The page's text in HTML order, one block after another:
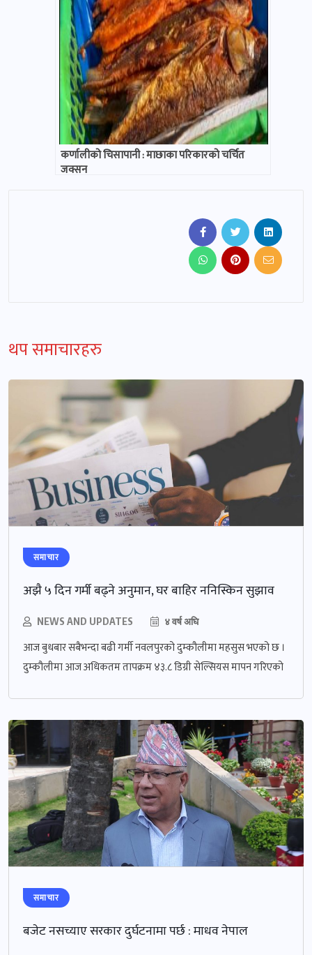
‎कर्णालीको चिसापानी : माछाका परिकारको चर्चित
जक्सन
थप समाचारहरु
समाचार
अझै ५ दिन गर्मी बढ्ने अनुमान, घर बाहिर ननिस्किन सुझाव
NEWS AND UPDATES ४ वर्ष अघि
आज बुधबार सबैभन्दा बढी गर्मी नवलपुरको दुम्कौलीमा महसुस भएको छ ।
दुम्कौलीमा आज अधिकतम तापक्रम ४३.८ डिग्री सेल्सियस मापन गरिएको
समाचार
बजेट नसच्याए सरकार दुर्घटनामा पर्छ : माधव नेपाल